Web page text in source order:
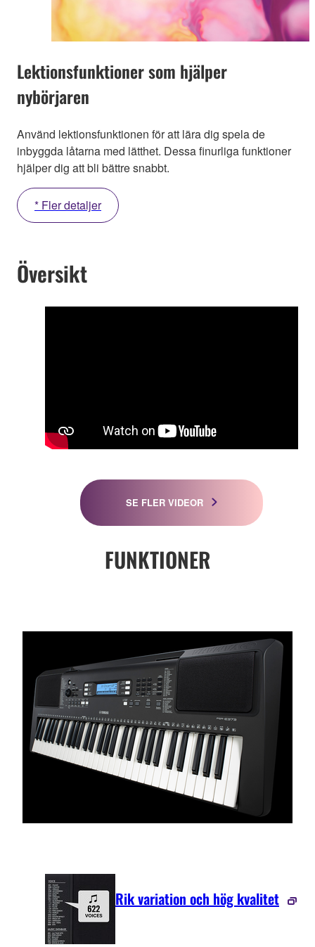
Lektionsfunktioner som hjälper
nybörjaren
Använd lektionsfunktionen för att lära dig spela de
inbyggda låtarna med lätthet. Dessa finurliga funktioner
hjälper dig att bli bättre snabbt.
* Fler detaljer
Översikt
SE FLER VIDEOR
FUNKTIONER
Rik variation och hög kvalitet